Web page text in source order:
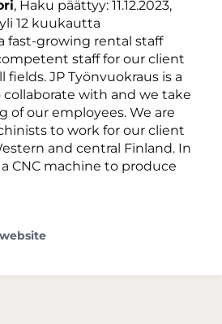
, Haku päättyy: 11.12.2023,
12 kuukautta
fast-growing rental staff
staff for our client
JP Työnvuokraus is a
with and we take
of our employees. We are
to work for our client
and central Finland. In
CNC machine to produce